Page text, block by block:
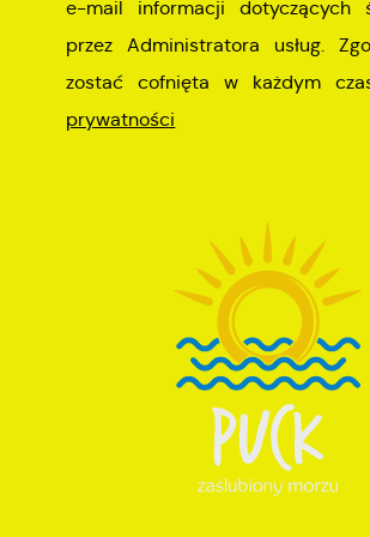
e-mail informacji dotyczących
przez Administratora usług.
zostać cofnięta w każdym
prywatności
wiadomości, ofert, komunikatów mediów
społecznościowych.